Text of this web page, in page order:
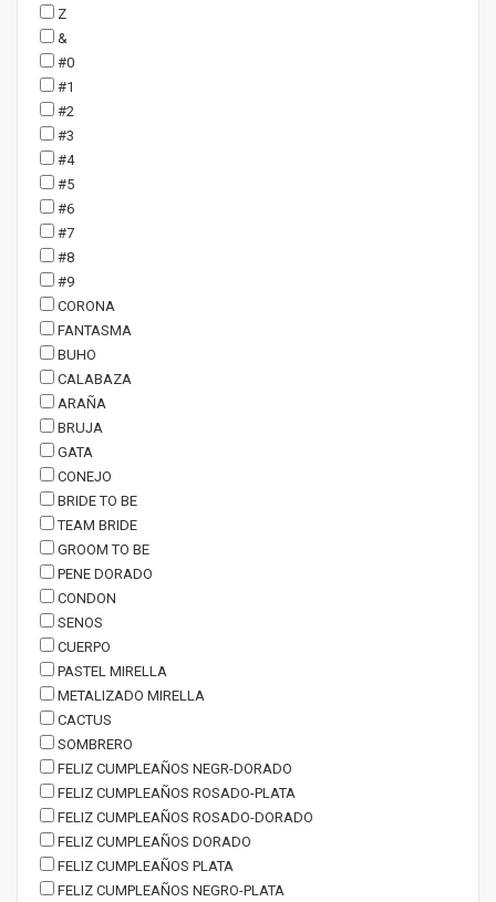
Z
&
#0
#1
#2
#3
#4
#5
#6
#7
#8
#9
CORONA
FANTASMA
BUHO
CALABAZA
ARAÑA
BRUJA
GATA
CONEJO
BRIDE TO BE
TEAM BRIDE
GROOM TO BE
PENE DORADO
CONDON
SENOS
CUERPO
PASTEL MIRELLA
METALIZADO MIRELLA
CACTUS
SOMBRERO
FELIZ CUMPLEAÑOS NEGR-DORADO
FELIZ CUMPLEAÑOS ROSADO-PLATA
FELIZ CUMPLEAÑOS ROSADO-DORADO
FELIZ CUMPLEAÑOS DORADO
FELIZ CUMPLEAÑOS PLATA
FELIZ CUMPLEAÑOS NEGRO-PLATA